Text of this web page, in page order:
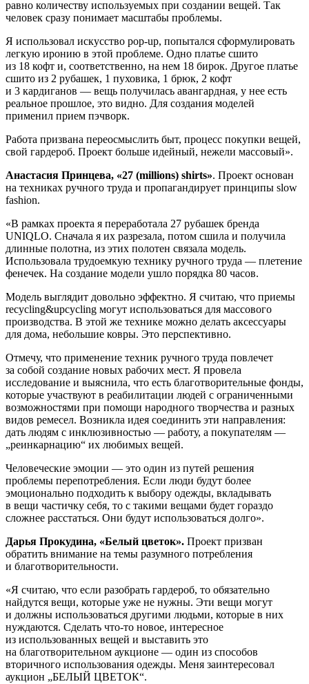
равно количеству используемых при создании вещей. Так
человек сразу понимает масштабы проблемы.
Я использовал искусство pop-up, попытался сформулировать
легкую иронию в этой проблеме. Одно платье сшито
из 18 кофт и, соответственно, на нем 18 бирок. Другое платье
сшито из 2 рубашек, 1 пуховика, 1 брюк, 2 кофт
и 3 кардиганов — вещь получилась авангардная, у нее есть
реальное прошлое, это видно. Для создания моделей
применил прием пэчворк.
Работа призвана переосмыслить быт, процесс покупки вещей,
свой гардероб. Проект больше идейный, нежели массовый».
Анастасия Принцева, «27 (millions) shirts». Проект основан
на техниках ручного труда и пропагандирует принципы slow
fashion.
«В рамках проекта я переработала 27 рубашек бренда
UNIQLO. Сначала я их разрезала, потом сшила и получила
длинные полотна, из этих полотен связала модель.
Использовала трудоемкую технику ручного труда — плетение
фенечек. На создание модели ушло порядка 80 часов.
Модель выглядит довольно эффектно. Я считаю, что приемы
recycling&upcycling могут использоваться для массового
производства. В этой же технике можно делать аксессуары
для дома, небольшие ковры. Это перспективно.
Отмечу, что применение техник ручного труда повлечет
за собой создание новых рабочих мест. Я провела
исследование и выяснила, что есть благотворительные фонды,
которые участвуют в реабилитации людей с ограниченными
возможностями при помощи народного творчества и разных
видов ремесел. Возникла идея соединить эти направления:
дать людям с инклюзивностью — работу, а покупателям —
„реинкарнацию“ их любимых вещей.
Человеческие эмоции — это один из путей решения
проблемы перепотребления. Если люди будут более
эмоционально подходить к выбору одежды, вкладывать
в вещи частичку себя, то с такими вещами будет гораздо
сложнее расстаться. Они будут использоваться долго».
Дарья Прокудина, «Белый цветок». Проект призван
обратить внимание на темы разумного потребления
и благотворительности.
«Я считаю, что если разобрать гардероб, то обязательно
найдутся вещи, которые уже не нужны. Эти вещи могут
и должны использоваться другими людьми, которые в них
нуждаются. Сделать что-то новое, интересное
из использованных вещей и выставить это
на благотворительном аукционе — один из способов
вторичного использования одежды. Меня заинтересовал
аукцион „БЕЛЫЙ ЦВЕТОК“.